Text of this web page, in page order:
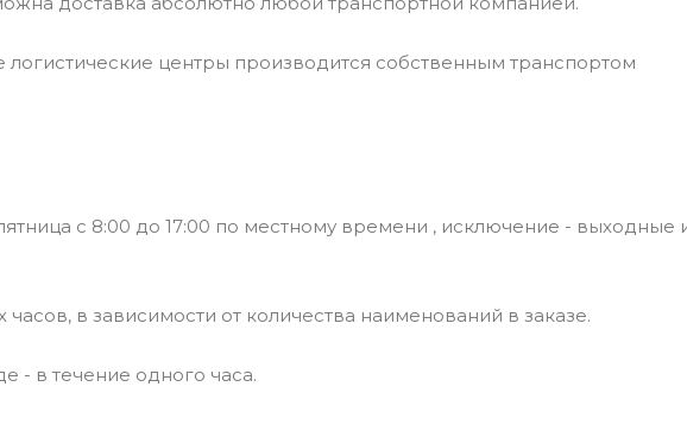
центры производится собственным транспортом
с 8:00 до 17:00 по местному времени , исключение - выходные
часов, в зависимости от количества наименований в заказе.
- в течение одного часа.